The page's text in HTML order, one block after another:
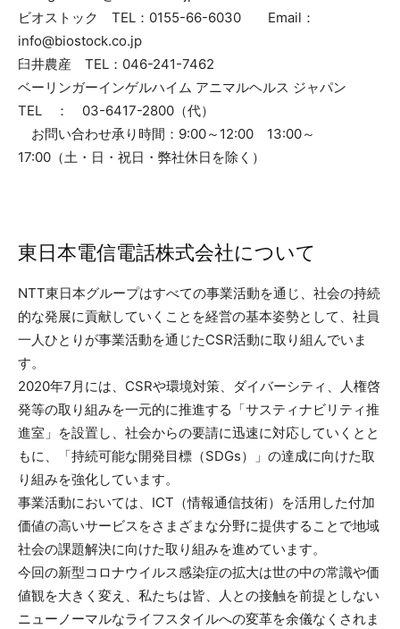
ビオストック TEL：0155-66-6030 Email：
info@biostock.co.jp
臼井農産 TEL：046-241-7462
ベーリンガーインゲルハイム アニマルヘルス ジャパン
TEL ： 03-6417-2800（代）
お問い合わせ承り時間：9:00～12:00 13:00～
17:00（土・日・祝日・弊社休日を除く）
東日本電信電話株式会社について
NTT東日本グループはすべての事業活動を通じ、社会の持続
的な発展に貢献していくことを経営の基本姿勢として、社員
一人ひとりが事業活動を通じたCSR活動に取り組んでいま
す。
2020年7月には、CSRや環境対策、ダイバーシティ、人権啓
発等の取り組みを一元的に推進する「サスティナビリティ推
進室」を設置し、社会からの要請に迅速に対応していくとと
もに、「持続可能な開発目標（SDGs）」の達成に向けた取
り組みを強化しています。
事業活動においては、ICT（情報通信技術）を活用した付加
価値の高いサービスをさまざまな分野に提供することで地域
社会の課題解決に向けた取り組みを進めています。
今回の新型コロナウイルス感染症の拡大は世の中の常識や価
値観を大きく変え、私たちは皆、人との接触を前提としない
ニューノーマルなライフスタイルへの変革を余儀なくされま